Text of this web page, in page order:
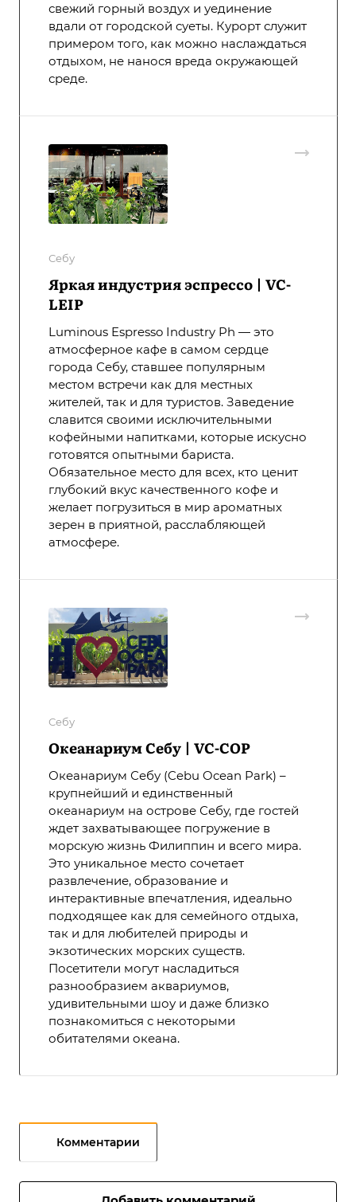
свежий горный воздух и уединение
вдали от городской суеты. Курорт служит
примером того, как можно наслаждаться
отдыхом, не нанося вреда окружающей
среде.
Себу
Яркая индустрия эспрессо | VC-
LEIP
Luminous Espresso Industry Ph — это
атмосферное кафе в самом сердце
города Себу, ставшее популярным
местом встречи как для местных
жителей, так и для туристов. Заведение
славится своими исключительными
кофейными напитками, которые искусно
готовятся опытными бариста.
Обязательное место для всех, кто ценит
глубокий вкус качественного кофе и
желает погрузиться в мир ароматных
зерен в приятной, расслабляющей
атмосфере.
Себу
Океанариум Себу | VC-COP
Океанариум Себу (Cebu Ocean Park) –
крупнейший и единственный
океанариум на острове Себу, где гостей
ждет захватывающее погружение в
морскую жизнь Филиппин и всего мира.
Это уникальное место сочетает
развлечение, образование и
интерактивные впечатления, идеально
подходящее как для семейного отдыха,
так и для любителей природы и
экзотических морских существ.
Посетители могут насладиться
разнообразием аквариумов,
удивительными шоу и даже близко
познакомиться с некоторыми
обитателями океана.
Комментарии